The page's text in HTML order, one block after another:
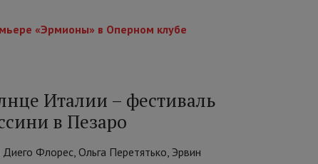
«Эрмионы» в Оперном клубе
Италии – фестиваль
в Пезаро
Диего Флорес, Ольга Перетятько, Эрвин